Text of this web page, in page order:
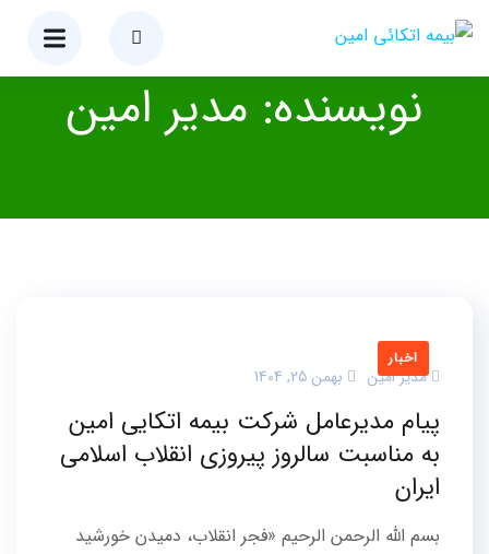
نویسنده: مدیر امین
اخبار
مدیر امین بهمن 25, 1404
پیام مدیرعامل شرکت بیمه اتکایی امین
به مناسبت سالروز پیروزی انقلاب اسلامی
ایران
بسم الله الرحمن الرحیم «فجر انقلاب، دمیدن خورشید